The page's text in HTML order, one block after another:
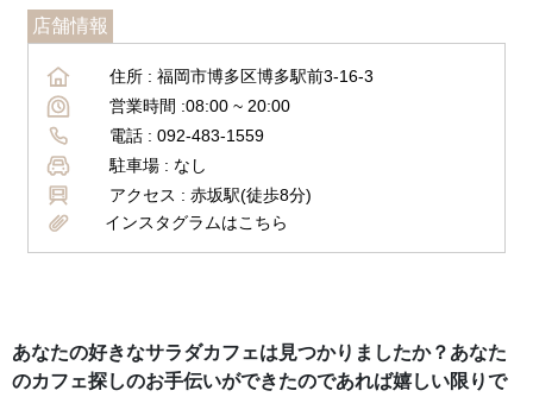
店舗情報
住所 : 福岡市博多区博多駅前3-16-3
営業時間 :08:00 ~ 20:00
電話 : 092-483-1559
駐車場 : なし
アクセス : 赤坂駅(徒歩8分)
インスタグラムはこちら
あなたの好きなサラダカフェは見つかりましたか？あなた
のカフェ探しのお手伝いができたのであれば嬉しい限りで